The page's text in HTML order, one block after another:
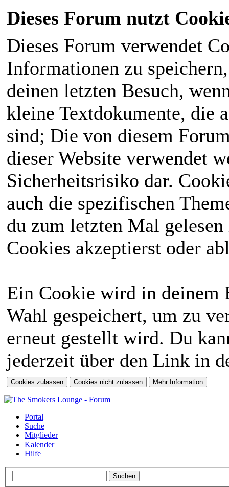
Dieses Forum nutzt
Dieses Forum verwendet
Informationen zu
deinen letzten Besuch,
kleine Textdokumente, die
sind; Die von diesem
dieser Website verwendet
Sicherheitsrisiko dar.
auch die spezifischen
du zum letzten Mal
Cookies akzeptierst oder
Ein Cookie wird in deinem
Wahl gespeichert, um zu
erneut gestellt wird. Du
jederzeit über den Link in
Portal
Suche
Mitglieder
Kalender
Hilfe